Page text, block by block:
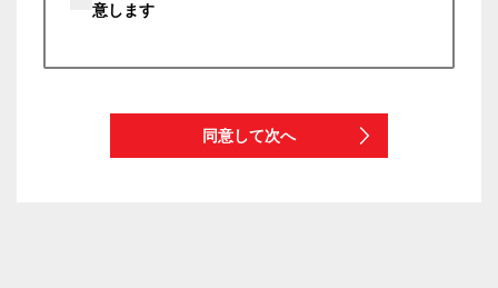
意します
同意して次へ